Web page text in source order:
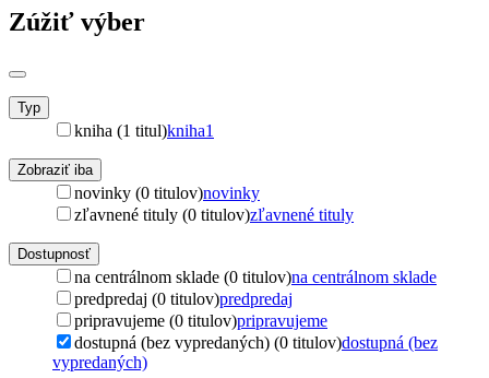
Zúžiť výber
Typ
kniha (1 titul)kniha1
Zobraziť iba
novinky (0 titulov)novinky
zľavnené tituly (0 titulov)zľavnené tituly
Dostupnosť
na centrálnom sklade (0 titulov)na centrálnom sklade
predpredaj (0 titulov)predpredaj
pripravujeme (0 titulov)pripravujeme
dostupná (bez vypredaných) (0 titulov)dostupná (bez
vypredaných)